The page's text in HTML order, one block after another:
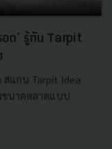
รอด’ รู้ทัน Tarpit
สแกน Tarpit Idea
นาดตลาดแบบ